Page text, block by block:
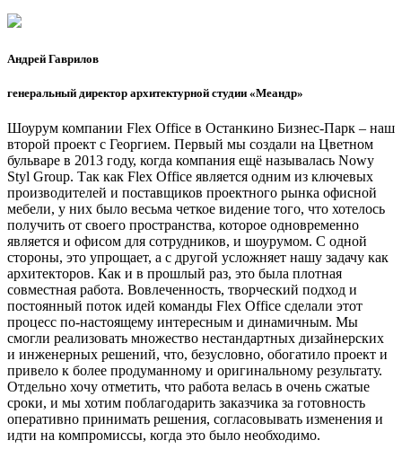
Андрей Гаврилов
генеральный директор архитектурной студии «Меандр»
Шоурум компании Flex Office в Останкино Бизнес-Парк – наш
второй проект с Георгием. Первый мы создали на Цветном
бульваре в 2013 году, когда компания ещё называлась Nowy
Styl Group. Так как Flex Office является одним из ключевых
производителей и поставщиков проектного рынка офисной
мебели, у них было весьма четкое видение того, что хотелось
получить от своего пространства, которое одновременно
является и офисом для сотрудников, и шоурумом. С одной
стороны, это упрощает, а с другой усложняет нашу задачу как
архитекторов. Как и в прошлый раз, это была плотная
совместная работа. Вовлеченность, творческий подход и
постоянный поток идей команды Flex Office сделали этот
процесс по-настоящему интересным и динамичным. Мы
смогли реализовать множество нестандартных дизайнерских
и инженерных решений, что, безусловно, обогатило проект и
привело к более продуманному и оригинальному результату.
Отдельно хочу отметить, что работа велась в очень сжатые
сроки, и мы хотим поблагодарить заказчика за готовность
оперативно принимать решения, согласовывать изменения и
идти на компромиссы, когда это было необходимо.